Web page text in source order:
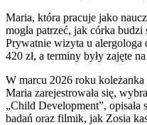
Maria, która pracuje jako
mogła patrzeć, jak córka budzi
Prywatnie wizyta u alergologa
420 zł, a terminy były zajęte
W marcu 2026 roku
Maria zarejestrowała się,
„Child Development”,
badań oraz filmik, jak Zosia